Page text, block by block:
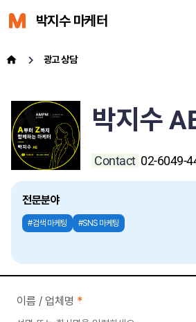
박지수 마케터
광고 상담
박지수
Contact 02-6049-
전문분야
#검색 마케팅 #SNS 마케팅